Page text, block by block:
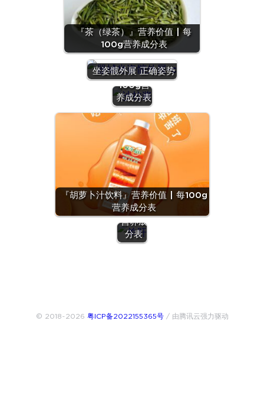
『茶（绿茶）』营养价值 | 每
100g营养成分表
坐姿髋外展 正确姿势
『沙拉
酱』营养
价值 | 每
100g营
养成分表
『胡萝卜汁饮料』营养价值 | 每100g
营养成分表
『羊
肝』营
养价值
| 每
100g
营养成
分表
© 2018~2026 粤ICP备2022155365号/ 由腾讯云强力驱动